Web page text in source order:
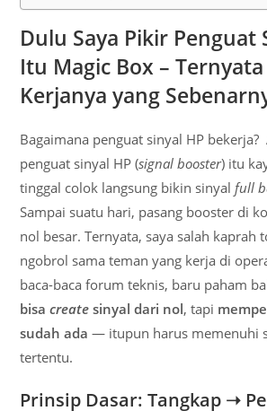
Dulu Saya Pikir Penguat
Itu Magic Box –
Kerjanya yang
Bagaimana penguat sinyal HP
penguat sinyal HP (signal booster) itu
tinggal colok langsung bikin sinyal full
Sampai suatu hari, pasang booster di
nol besar. Ternyata, saya salah kaprah
ngobrol sama teman yang kerja di
baca-baca forum teknis, baru paham
bisacreate sinyal dari nol, tapi
sudah ada — itupun harus memenuhi
tertentu.
Prinsip Dasar: Tangkap ➝